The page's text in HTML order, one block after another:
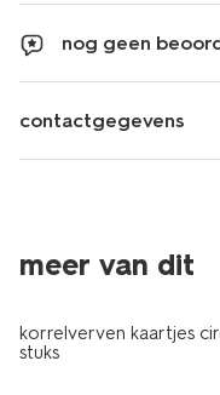
nog geen
contactgegevens
meer van dit
korrelverven kaartjes
stuks